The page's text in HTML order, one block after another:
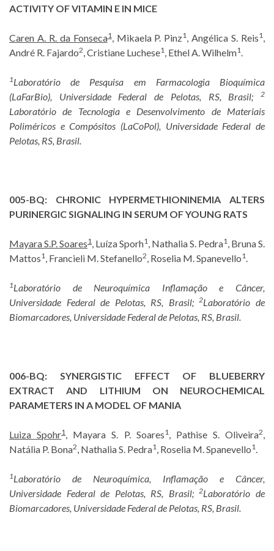
ACTIVITY OF VITAMIN E IN MICE
Caren A. R. da Fonseca1, Mikaela P. Pinz1 , Angélica S. Reis1
André R. Fajardo2 , Cristiane Luchese1 , Ethel A. Wilhelm1
1Laboratório de Pesquisa em Farmacologia Bioquímica
(LaFarBio), Universidade Federal de Pelotas, RS, Brasil;
2
Laboratório de Tecnologia e Desenvolvimento de Materiais
Poliméricos e Compósitos (LaCoPol), Universidade Federal de
Pelotas, RS, Brasil.
005-BQ:
CHRONIC HYPERMETHIONINEMIA ALTERS
PURINERGIC SIGNALING IN SERUM OF YOUNG RATS
Mayara S.P. Soares1 , Luíza Sporh1 , Nathalia S. Pedra1 , Bruna S.
Mattos1 , Francieli M. Stefanello2 , Roselia M. Spanevello1
1Laboratório de Neuroquímica Inflamação e Câncer,
Universidade Federal de Pelotas, RS, Brasil;2Laboratório de
Biomarcadores, Universidade Federal de Pelotas, RS, Brasil.
006-BQ:
SYNERGISTIC EFFECT OF BLUEBERRY
EXTRACT AND LITHIUM ON NEUROCHEMICAL
PARAMETERS IN A MODEL OF MANIA
Luiza Spohr1 , Mayara S. P. Soares1, Pathise S. Oliveira2
Natália P. Bona2 , Nathalia S. Pedra1 , Roselia M. Spanevello1
1Laboratório de Neuroquímica, Inflamação e Câncer,
Universidade Federal de Pelotas, RS, Brasil;2Laboratório de
Biomarcadores, Universidade Federal de Pelotas, RS, Brasil.